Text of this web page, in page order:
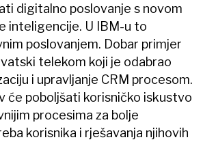
digitalno poslovanje s novom
inteligencije. U IBM-u to
poslovanjem. Dobar primjer
telekom koji je odabrao
i upravljanje CRM procesom.
će poboljšati korisničko iskustvo
procesima za bolje
korisnika i rješavanja njihovih